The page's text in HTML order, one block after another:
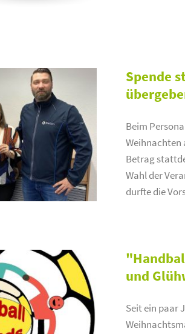
Spende
Beim
Weihnachten
Betrag
Wahl der
durfte die
und
Seit ein paar